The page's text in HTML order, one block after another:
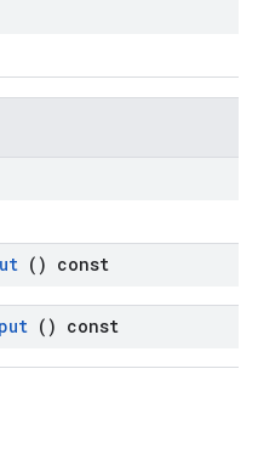
() const
() const